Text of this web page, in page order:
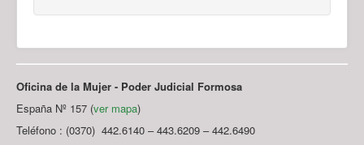
Oficina de la Mujer - Poder Judicial Formosa
España Nº 157 (ver mapa)
Teléfono : (0370) 442.6140 – 443.6209 – 442.6490